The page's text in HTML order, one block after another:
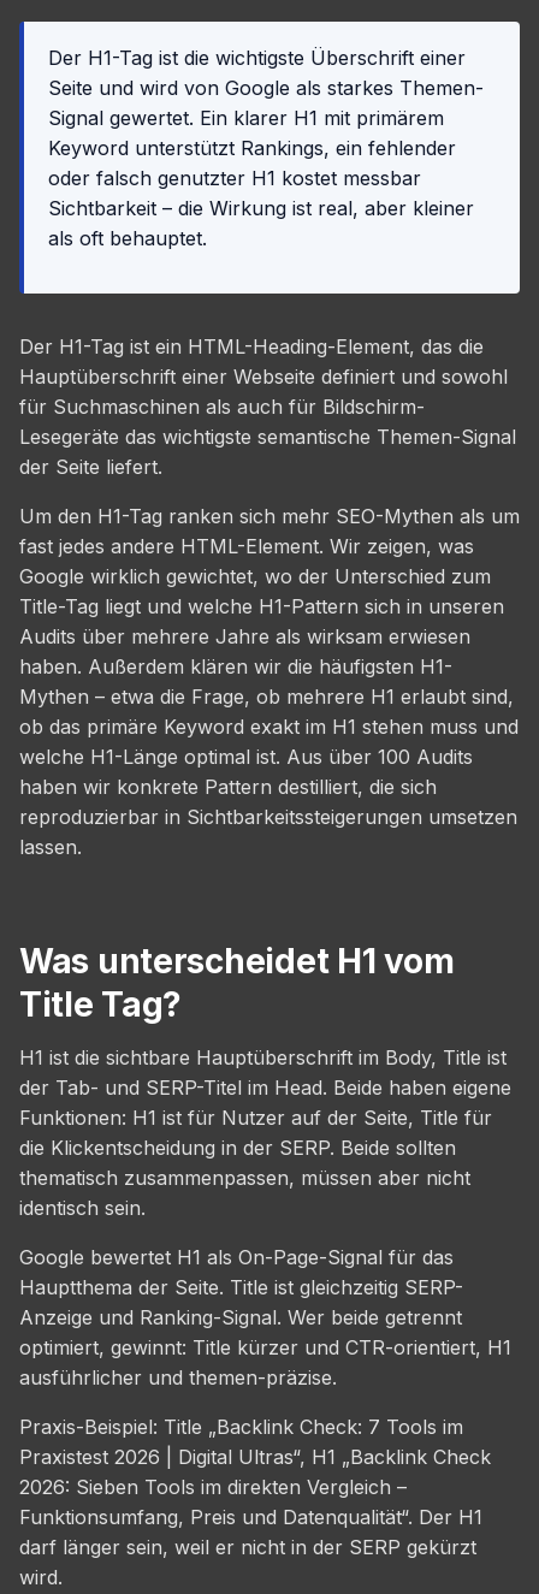
Der H1-Tag ist die wichtigste Überschrift einer
Seite und wird von Google als starkes Themen-
Signal gewertet. Ein klarer H1 mit primärem
Keyword unterstützt Rankings, ein fehlender
oder falsch genutzter H1 kostet messbar
Sichtbarkeit – die Wirkung ist real, aber kleiner
als oft behauptet.
Der H1-Tag ist ein HTML-Heading-Element, das die
Hauptüberschrift einer Webseite definiert und sowohl
für Suchmaschinen als auch für Bildschirm-
Lesegeräte das wichtigste semantische Themen-Signal
der Seite liefert.
Um den H1-Tag ranken sich mehr SEO-Mythen als um
fast jedes andere HTML-Element. Wir zeigen, was
Google wirklich gewichtet, wo der Unterschied zum
Title-Tag liegt und welche H1-Pattern sich in unseren
Audits über mehrere Jahre als wirksam erwiesen
haben. Außerdem klären wir die häufigsten H1-
Mythen – etwa die Frage, ob mehrere H1 erlaubt sind,
ob das primäre Keyword exakt im H1 stehen muss und
welche H1-Länge optimal ist. Aus über 100 Audits
haben wir konkrete Pattern destilliert, die sich
reproduzierbar in Sichtbarkeitssteigerungen umsetzen
lassen.
Was unterscheidet H1 vom
Title Tag?
H1 ist die sichtbare Hauptüberschrift im Body, Title ist
der Tab- und SERP-Titel im Head. Beide haben eigene
Funktionen: H1 ist für Nutzer auf der Seite, Title für
die Klickentscheidung in der SERP. Beide sollten
thematisch zusammenpassen, müssen aber nicht
identisch sein.
Google bewertet H1 als On-Page-Signal für das
Hauptthema der Seite. Title ist gleichzeitig SERP-
Anzeige und Ranking-Signal. Wer beide getrennt
optimiert, gewinnt: Title kürzer und CTR-orientiert, H1
ausführlicher und themen-präzise.
Praxis-Beispiel: Title „Backlink Check: 7 Tools im
Praxistest 2026 | Digital Ultras“, H1 „Backlink Check
2026: Sieben Tools im direkten Vergleich –
Funktionsumfang, Preis und Datenqualität“. Der H1
darf länger sein, weil er nicht in der SERP gekürzt
wird.